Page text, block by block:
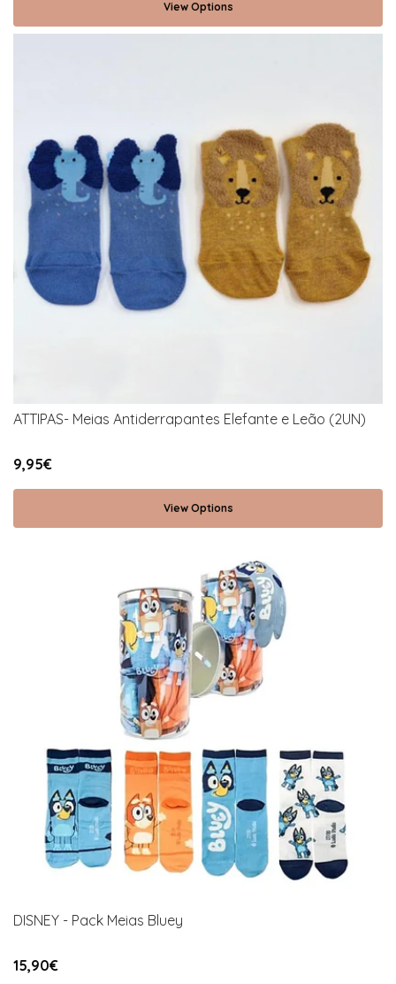
View Options
ATTIPAS- Meias Antiderrapantes Elefante e Leão (2UN)
9,95€
View Options
DISNEY - Pack Meias Bluey
15,90€